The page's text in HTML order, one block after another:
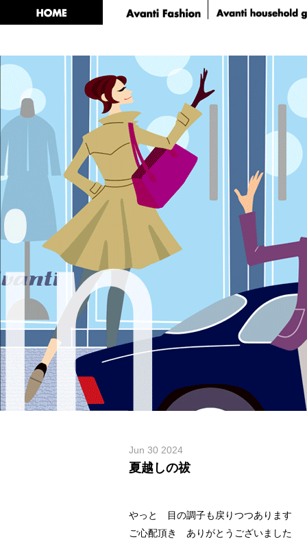
Jun 30 2024
夏越しの祓
やっと 目の調子も戻りつつあります
ご心配頂き ありがとうございました